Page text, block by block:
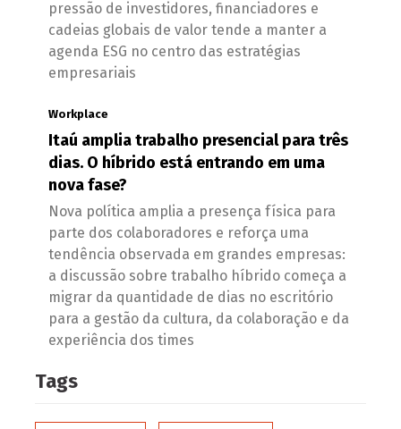
pressão de investidores, financiadores e
cadeias globais de valor tende a manter a
agenda ESG no centro das estratégias
empresariais
Workplace
Itaú amplia trabalho presencial para três
dias. O híbrido está entrando em uma
nova fase?
Nova política amplia a presença física para
parte dos colaboradores e reforça uma
tendência observada em grandes empresas:
a discussão sobre trabalho híbrido começa a
migrar da quantidade de dias no escritório
para a gestão da cultura, da colaboração e da
experiência dos times
Tags